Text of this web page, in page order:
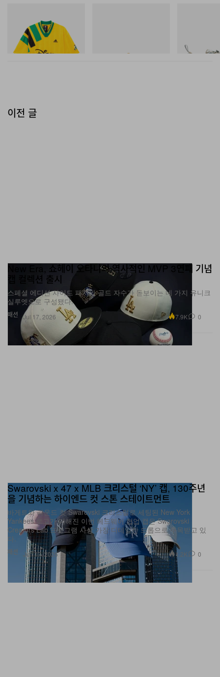
Adidas Originals X Brain
Dead Disney Football Jersey
쇼핑하기
쇼핑하기
패션
캡 컬렉션 출시
스페셜 에디션 사이드 패치와 골드 자수가 돋보이는 네 가지 유니크
실루엣으로 구성됐다.
Jul 17, 2026
패션
을 기념하는 하이엔드 컷 스톤 스테이트먼트
바게트와 라운드 컷 Swarovski 크리스털로 세팅된 New York
Yankees 로고가 더해진 이번 헤드웨어 협업 캡은 Swarovski
Creators Lab 프로그램 사상 가장 디테일한 드롭으로 주목받고 있
다.
Jun 17, 2026